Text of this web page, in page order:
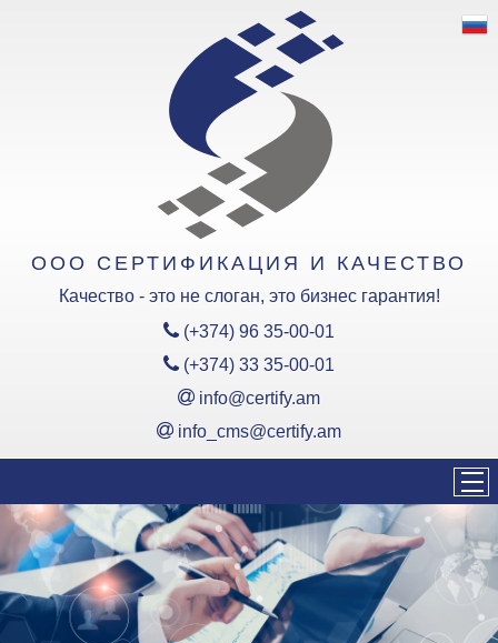
ООО «Сертификация и качество»
Области аккредитации органа
по Сертификации Продукции:
Область аккредитации ТР
Область аккредитации ТР РА
Области аккредитации органа
Область аккредитации ОССМ
ООО СЕРТИФИКАЦИЯ И КАЧЕСТВО
Качество - это не слоган, это бизнес гарантия!
(+374) 96 35-00-01
(+374) 33 35-00-01
info@certify.am
info_cms@certify.am